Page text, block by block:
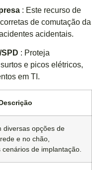
: Este recurso de
de comutação da
acidentais.
: Proteja
e picos elétricos,
em TI.
diversas opções de
e no chão,
cenários de implantação.